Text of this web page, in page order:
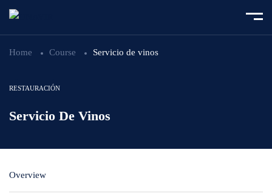
Home Course Servicio de vinos
RESTAURACIÓN
Servicio De Vinos
Overview